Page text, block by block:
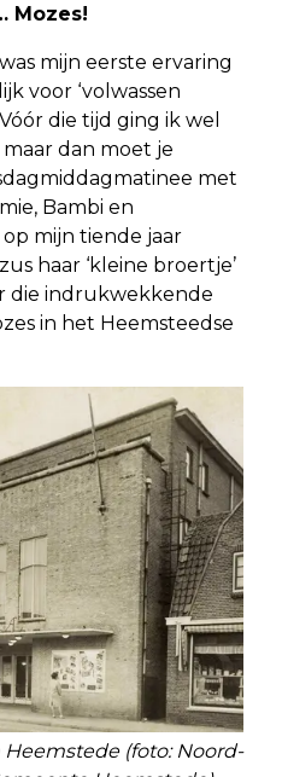
Mozes!
mijn eerste ervaring
voor ‘volwassen
die tijd ging ik wel
dan moet je
met
Bambi en
mijn tiende jaar
haar ‘kleine broertje’
die indrukwekkende
in het Heemsteedse
(foto: Noord-